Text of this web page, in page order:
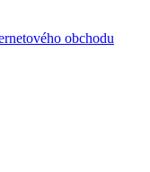
obchodu